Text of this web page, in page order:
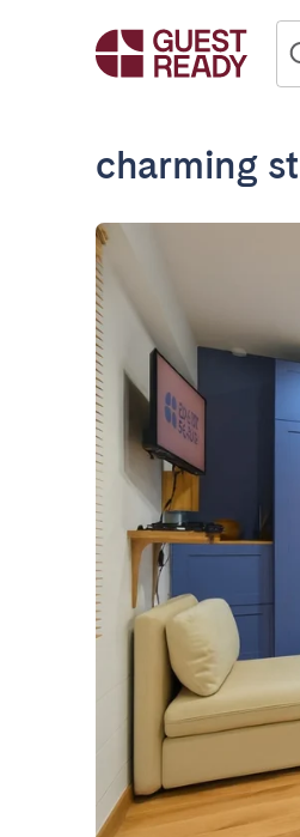
charming